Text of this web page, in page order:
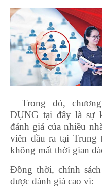
– Trong đó,
DỤNG tại đây là sự
đánh giá của nhiều
viên đầu ra tại
không mất thời gian
Đồng thời, chính
được đánh giá cao vì: